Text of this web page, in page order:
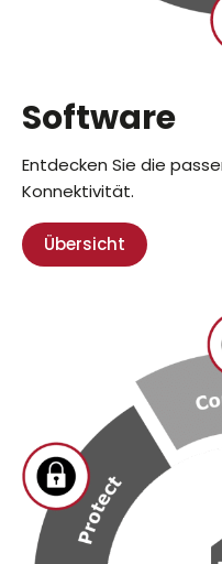
Software
Entdecken Sie die
Konnektivität.
Übersicht